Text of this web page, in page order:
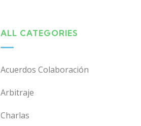
ALL CATEGORIES
Acuerdos Colaboración
Arbitraje
Charlas